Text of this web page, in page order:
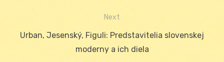
Next
Next
Urban, Jesenský, Figuli: Predstavitelia slovenskej
moderny a ich diela